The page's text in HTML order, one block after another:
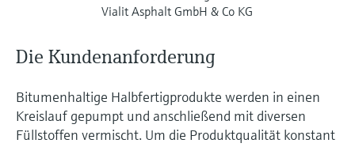
Vialit Asphalt GmbH & Co KG
Die Kundenanforderung
Bitumenhaltige Halbfertigprodukte werden in einen
Kreislauf gepumpt und anschließend mit diversen
Füllstoffen vermischt. Um die Produktqualität konstant